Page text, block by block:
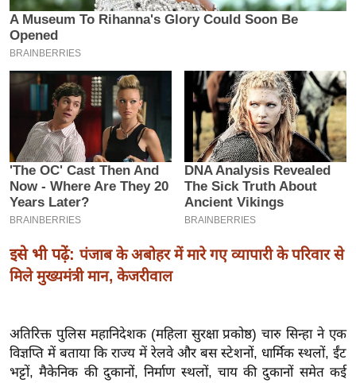
P
L
2
0
2
क्रा
इ
म
ई
-
पे
प
र
सा
ल
इसे भी पढ़ें: पंजाब के अबोहर में मारे गए व्यापारी के परिवार से
मिले मुख्यमंत्री मान, केजरीवाल
अतिरिक्त पुलिस महानिदेशक (महिला सुरक्षा प्रकोष्ठ) चारु सिन्हा ने एक
विज्ञप्ति में बताया कि राज्य में रेलवे और बस स्टेशनों, धार्मिक स्थलों, ईंट
भट्टों, मैकेनिक की दुकानों, निर्माण स्थलों, चाय की दुकानों समेत कई